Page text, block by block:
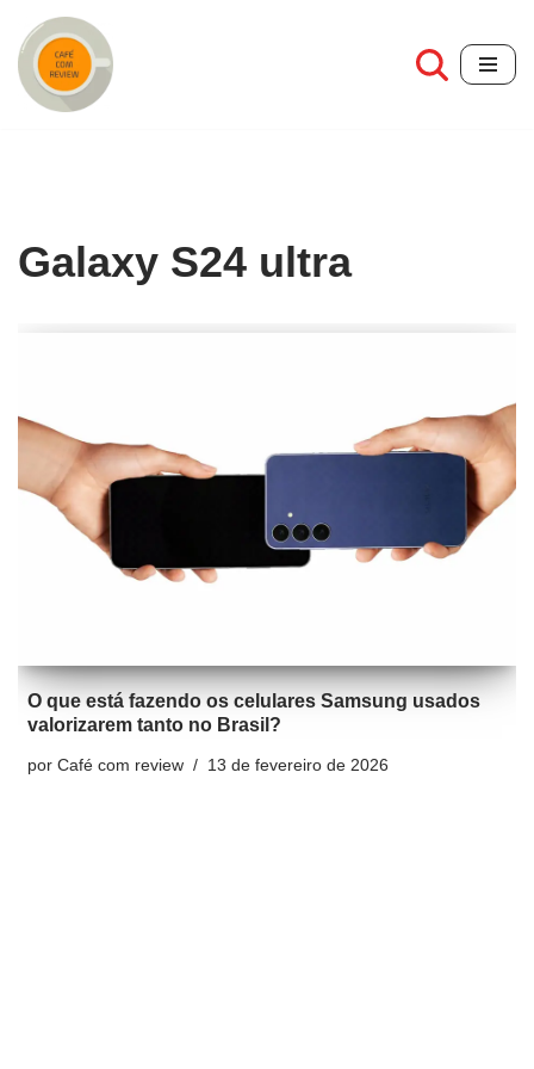
Pular
para
Galaxy S24 ultra
O que está fazendo os celulares Samsung usados
valorizarem tanto no Brasil?
por Café com review 13 de fevereiro de 2026